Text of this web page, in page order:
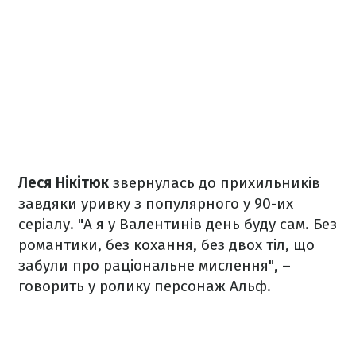
Леся Нікітюк звернулась до прихильників
завдяки уривку з популярного у 90-их
серіалу. "А я у Валентинів день буду сам. Без
романтики, без кохання, без двох тіл, що
забули про раціональне мислення", –
говорить у ролику персонаж Альф.